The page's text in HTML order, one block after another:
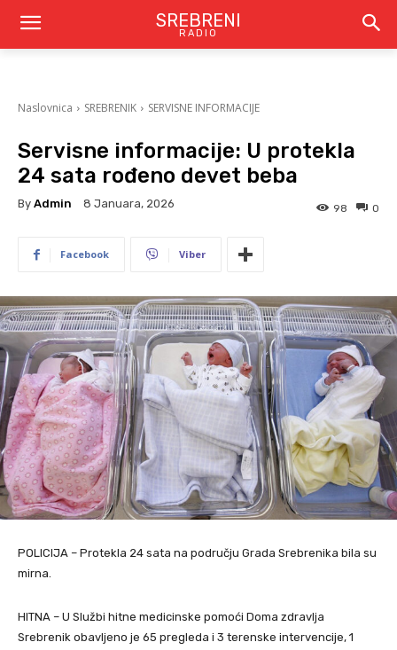
SREBRENI
RADIO
Naslovnica SREBRENIK SERVISNE INFORMACIJE
Servisne informacije: U protekla
24 sata rođeno devet beba
By Admin 8 Januara, 2026 0
98
Facebook Viber
POLICIJA – Protekla 24 sata na području Grada Srebrenika bila su
mirna.
HITNA – U Službi hitne medicinske pomoći Doma zdravlja
Srebrenik obavljeno je 65 pregleda i 3 terenske intervencije, 1